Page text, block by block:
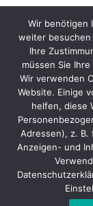
Wir benötigen
weiter besuchen
Ihre
müssen Sie
Wir verwenden
Website. Einige
helfen, diese
Adressen), z.
Anzeigen- und